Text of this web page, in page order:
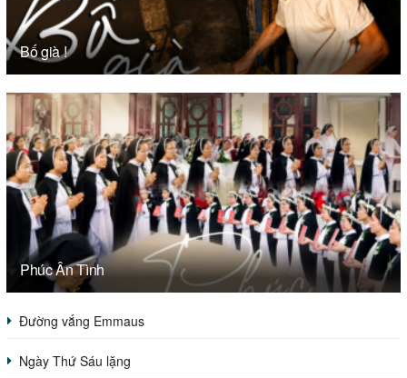
Bố già !
Phúc Ân Tình
Đường vắng Emmaus
Ngày Thứ Sáu lặng